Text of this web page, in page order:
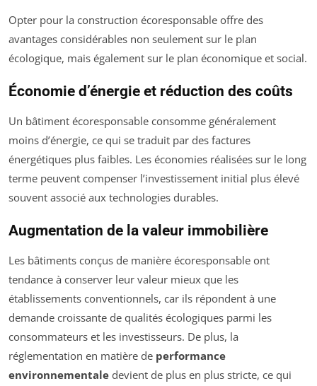
Opter pour la construction écoresponsable offre des
avantages considérables non seulement sur le plan
écologique, mais également sur le plan économique et social.
Économie d’énergie et réduction des coûts
Un bâtiment écoresponsable consomme généralement
moins d’énergie, ce qui se traduit par des factures
énergétiques plus faibles. Les économies réalisées sur le long
terme peuvent compenser l’investissement initial plus élevé
souvent associé aux technologies durables.
Augmentation de la valeur immobilière
Les bâtiments conçus de manière écoresponsable ont
tendance à conserver leur valeur mieux que les
établissements conventionnels, car ils répondent à une
demande croissante de qualités écologiques parmi les
consommateurs et les investisseurs. De plus, la
réglementation en matière de performance
environnementale devient de plus en plus stricte, ce qui